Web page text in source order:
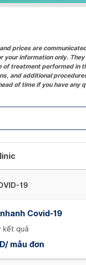
prices are
your information only. They
of treatment performed in
and additional
of time if you have any
19
Covid-19
kết quả
mẫu đơn